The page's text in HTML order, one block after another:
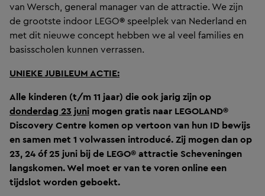
van Wersch, general manager van de attractie. We zijn
de grootste indoor LEGO® speelplek van Nederland en
met dit nieuwe concept hebben we al veel families en
basisscholen kunnen verrassen.
UNIEKE JUBILEUM ACTIE:
Alle kinderen (t/m 11 jaar) die ook jarig zijn op
donderdag 23 juni mogen gratis naar LEGOLAND®
Discovery Centre komen op vertoon van hun ID bewijs
en samen met 1 volwassen introducé. Zij mogen dan op
23, 24 óf 25 juni bij de LEGO® attractie Scheveningen
langskomen. Wel moet er van te voren online een
tijdslot worden geboekt.